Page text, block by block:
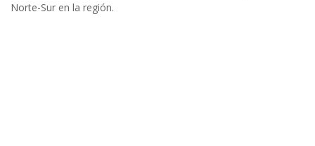
Norte-Sur en la región.